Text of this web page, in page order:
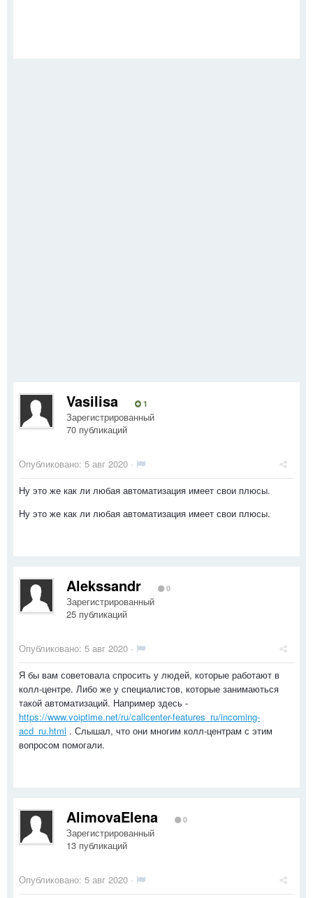
Vasilisa 1
Зарегистрированный
70 публикаций
Опубликовано: 5 авг 2020 ·
Ну это же как ли любая автоматизация имеет свои плюсы.
Ну это же как ли любая автоматизация имеет свои плюсы.
Alekssandr 0
Зарегистрированный
25 публикаций
Опубликовано: 5 авг 2020 ·
Я бы вам советовала спросить у людей, которые работают в
колл-центре. Либо же у специалистов, которые занимаються
такой автоматизаций. Например здесь -
https://www.voiptime.net/ru/callcenter-features_ru/incoming-
acd_ru.html . Слышал, что они многим колл-центрам с этим
вопросом помогали.
AlimovaElena 0
Зарегистрированный
13 публикаций
Опубликовано: 5 авг 2020 ·